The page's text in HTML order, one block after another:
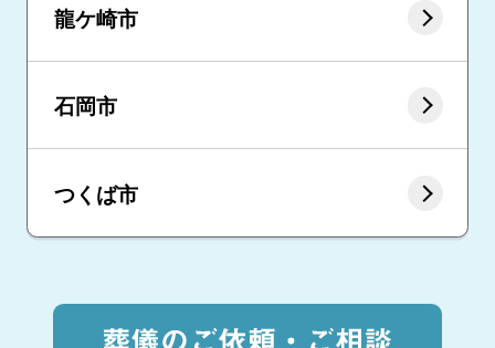
龍ケ崎市
石岡市
つくば市